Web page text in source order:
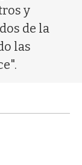
y
de la
las